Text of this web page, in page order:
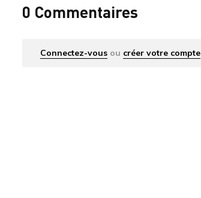
0 Commentaires
Connectez-vous ou créer votre compte